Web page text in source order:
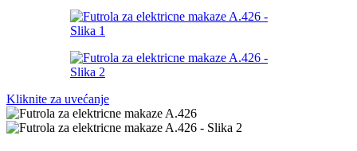
Kliknite za uvećanje